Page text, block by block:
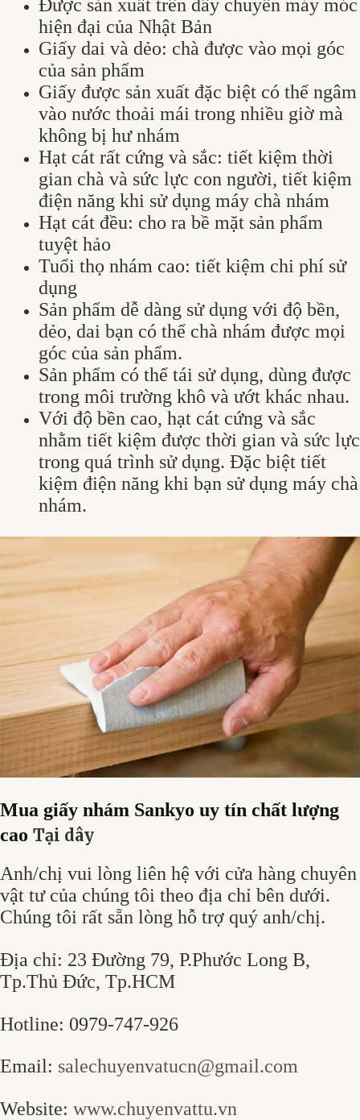
Được sản xuất trên dây chuyền máy móc
hiện đại của Nhật Bản
Giấy dai và dẻo: chà được vào mọi góc
của sản phẩm
Giấy được sản xuất đặc biệt có thể ngâm
vào nước thoải mái trong nhiều giờ mà
không bị hư nhám
Hạt cát rất cứng và sắc: tiết kiệm thời
gian chà và sức lực con người, tiết kiệm
điện năng khi sử dụng máy chà nhám
Hạt cát đều: cho ra bề mặt sản phẩm
tuyệt hảo
Tuổi thọ nhám cao: tiết kiệm chi phí sử
dụng
Sản phẩm dễ dàng sử dụng với độ bền,
dẻo, dai bạn có thể chà nhám được mọi
góc của sản phẩm.
Sản phẩm có thể tái sử dụng, dùng được
trong môi trường khô và ướt khác nhau.
Với độ bền cao, hạt cát cứng và sắc
nhằm tiết kiệm được thời gian và sức lực
trong quá trình sử dụng. Đặc biệt tiết
kiệm điện năng khi bạn sử dụng máy chà
nhám.
Mua giấy nhám Sankyo uy tín chất lượng
cao Tại dây
Anh/chị vui lòng liên hệ với cửa hàng chuyên
vật tư của chúng tôi theo địa chỉ bên dưới.
Chúng tôi rất sẵn lòng hỗ trợ quý anh/chị.
Địa chỉ: 23 Đường 79, P.Phước Long B,
Tp.Thủ Đức, Tp.HCM
Hotline: 0979-747-926
Email: salechuyenvatucn@gmail.com
Website: www.chuyenvattu.vn